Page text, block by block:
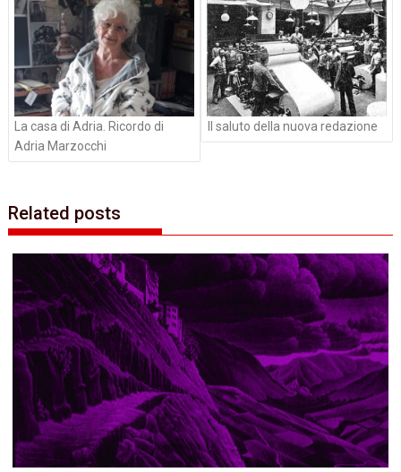
La casa di Adria. Ricordo di
Adria Marzocchi
Il saluto della nuova redazione
Related posts